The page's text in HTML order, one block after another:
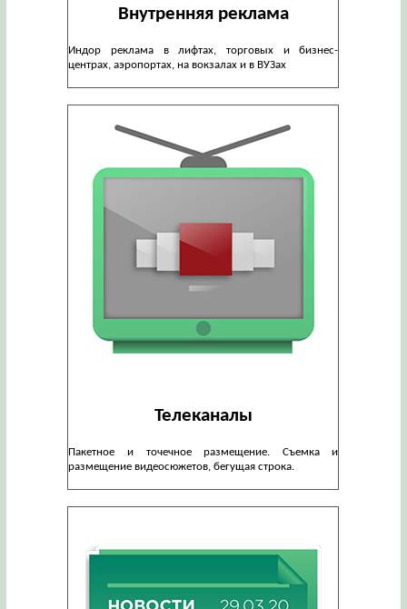
Внутренняя реклама
Индор реклама в лифтах, торговых и бизнес-
центрах, аэропортах, на вокзалах и в ВУЗах
Телеканалы
Пакетное и точечное размещение. Съемка и
размещение видеосюжетов, бегущая строка.